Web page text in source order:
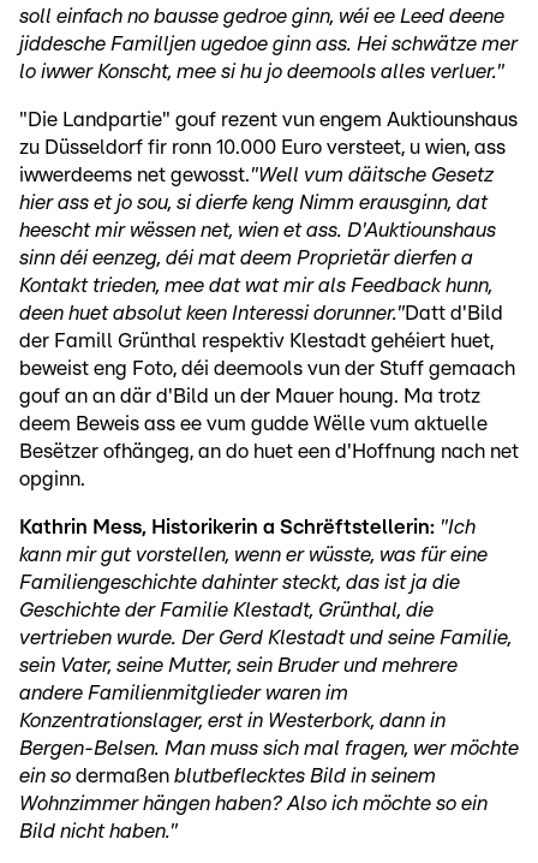
soll einfach no bausse gedroe ginn, wéi ee Leed deene
jiddesche Familljen ugedoe ginn ass. Hei schwätze mer
lo iwwer Konscht, mee si hu jo deemools alles verluer."
"Die Landpartie" gouf rezent vun engem Auktiounshaus
zu Düsseldorf fir ronn 10.000 Euro versteet, u wien, ass
iwwerdeems net gewosst."Well vum däitsche Gesetz
hier ass et jo sou, si dierfe keng Nimm erausginn, dat
heescht mir wëssen net, wien et ass. D'Auktiounshaus
sinn déi eenzeg, déi mat deem Proprietär dierfen a
Kontakt trieden, mee dat wat mir als Feedback hunn,
deen huet absolut keen Interessi dorunner."Datt d'Bild
der Famill Grünthal respektiv Klestadt gehéiert huet,
beweist eng Foto, déi deemools vun der Stuff gemaach
gouf an an där d'Bild un der Mauer houng. Ma trotz
deem Beweis ass ee vum gudde Wëlle vum aktuelle
Besëtzer ofhängeg, an do huet een d'Hoffnung nach net
opginn.
Kathrin Mess, Historikerin a Schrëftstellerin: "Ich
kann mir gut vorstellen, wenn er wüsste, was für eine
Familiengeschichte dahinter steckt, das ist ja die
Geschichte der Familie Klestadt, Grünthal, die
vertrieben wurde. Der Gerd Klestadt und seine Familie,
sein Vater, seine Mutter, sein Bruder und mehrere
andere Familienmitglieder waren im
Konzentrationslager, erst in Westerbork, dann in
Bergen-Belsen. Man muss sich mal fragen, wer möchte
ein so dermaßen blutbeflecktes Bild in seinem
Wohnzimmer hängen haben? Also ich möchte so ein
Bild nicht haben."